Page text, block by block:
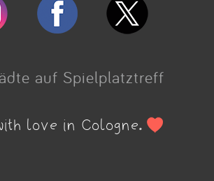
auf Spielplatztreff
love in Cologne.